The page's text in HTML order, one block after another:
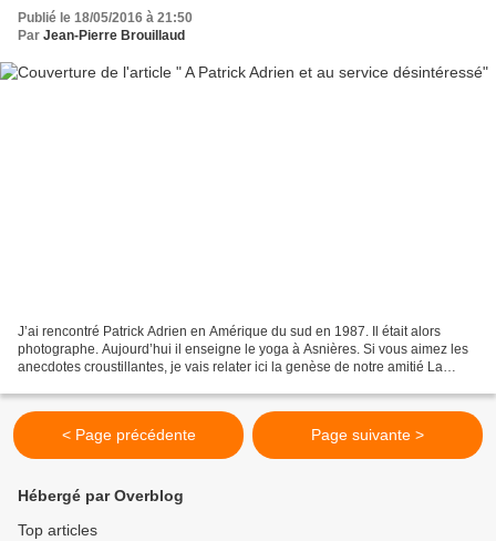
Publié le 18/05/2016 à 21:50
Par Jean-Pierre Brouillaud
J’ai rencontré Patrick Adrien en Amérique du sud en 1987. Il était alors
photographe. Aujourd’hui il enseigne le yoga à Asnières. Si vous aimez les
anecdotes croustillantes, je vais relater ici la genèse de notre amitié La
< Page précédente Page suivante >
Hébergé par Overblog
Top articles